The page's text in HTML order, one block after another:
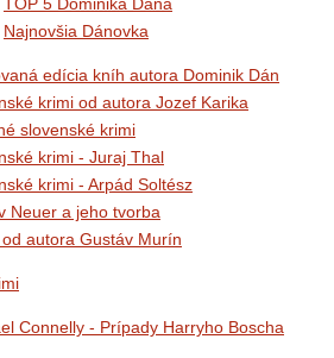
TOP 5 Dominika Dána
Najnovšia Dánovka
edícia kníh autora Dominik Dán
krimi od autora Jozef Karika
slovenské krimi
krimi - Juraj Thal
krimi - Arpád Soltész
Neuer a jeho tvorba
od autora Gustáv Murín
Connelly - Prípady Harryho Boscha